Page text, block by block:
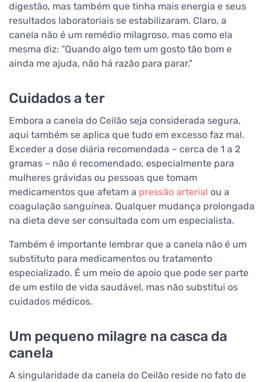
digestão, mas também que tinha mais energia e seus
resultados laboratoriais se estabilizaram. Claro, a
canela não é um remédio milagroso, mas como ela
mesma diz: “Quando algo tem um gosto tão bom e
ainda me ajuda, não há razão para parar."
Cuidados a ter
Embora a canela do Ceilão seja considerada segura,
aqui também se aplica que tudo em excesso faz mal.
Exceder a dose diária recomendada – cerca de 1 a 2
gramas – não é recomendado, especialmente para
mulheres grávidas ou pessoas que tomam
medicamentos que afetam a pressão arterial ou a
coagulação sanguínea. Qualquer mudança prolongada
na dieta deve ser consultada com um especialista.
Também é importante lembrar que a canela não é um
substituto para medicamentos ou tratamento
especializado. É um meio de apoio que pode ser parte
de um estilo de vida saudável, mas não substitui os
cuidados médicos.
Um pequeno milagre na casca da
canela
A singularidade da canela do Ceilão reside no fato de